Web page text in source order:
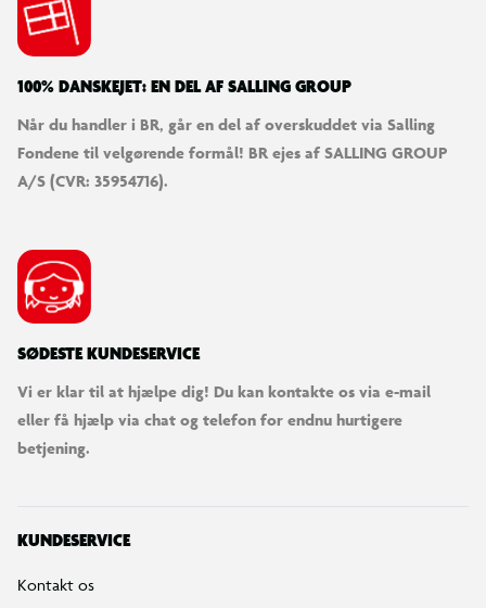
100% DANSKEJET: EN DEL AF SALLING GROUP
Når du handler i BR, går en del af overskuddet via Salling
Fondene til velgørende formål! BR ejes af SALLING GROUP
A/S (CVR: 35954716).
SØDESTE KUNDESERVICE
Vi er klar til at hjælpe dig! Du kan kontakte os via e-mail
eller få hjælp via chat og telefon for endnu hurtigere
betjening.
KUNDESERVICE
Kontakt os